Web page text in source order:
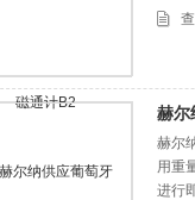
赫尔
赫尔
用重
进行